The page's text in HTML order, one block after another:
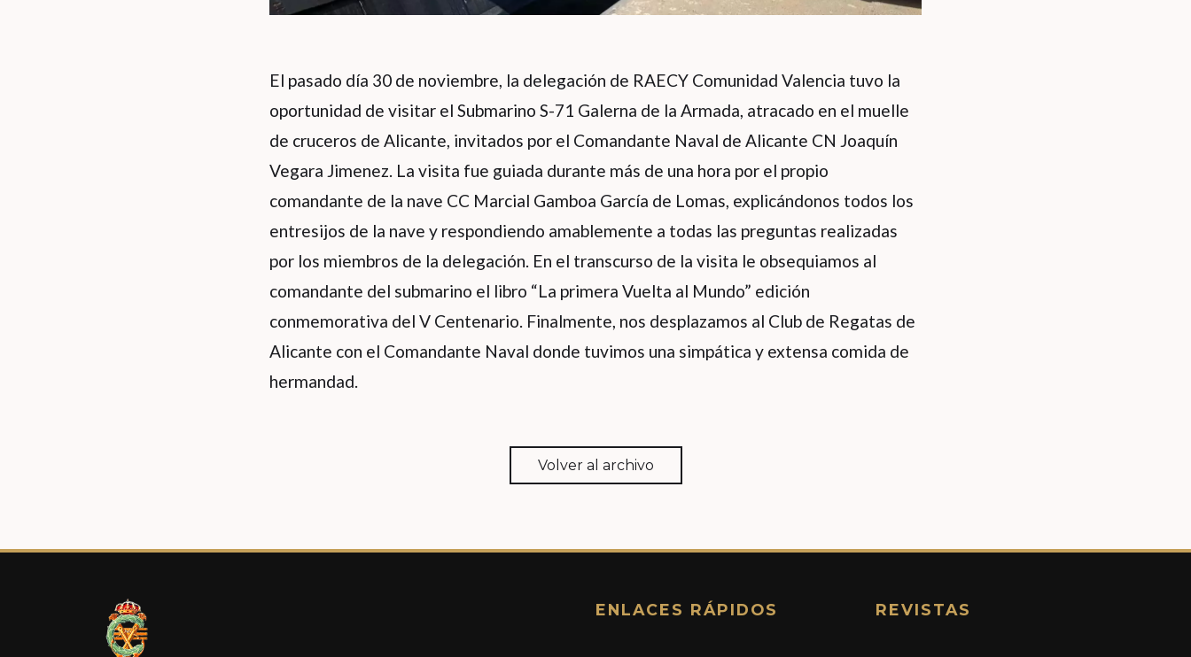
El pasado día 30 de noviembre, la delegación de RAECY Comunidad Valencia tuvo la
oportunidad de visitar el Submarino S-71 Galerna de la Armada, atracado en el muelle
de cruceros de Alicante, invitados por el Comandante Naval de Alicante CN Joaquín
Vegara Jimenez. La visita fue guiada durante más de una hora por el propio
comandante de la nave CC Marcial Gamboa García de Lomas, explicándonos todos los
entresijos de la nave y respondiendo amablemente a todas las preguntas realizadas
por los miembros de la delegación. En el transcurso de la visita le obsequiamos al
comandante del submarino el libro “La primera Vuelta al Mundo” edición
conmemorativa del V Centenario. Finalmente, nos desplazamos al Club de Regatas de
Alicante con el Comandante Naval donde tuvimos una simpática y extensa comida de
hermandad.
Volver al archivo
ENLACES RÁPIDOS REVISTAS